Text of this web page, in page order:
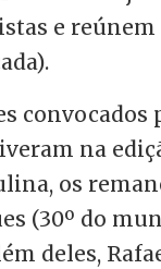
e
convocados
na
os
(30º do
deles,